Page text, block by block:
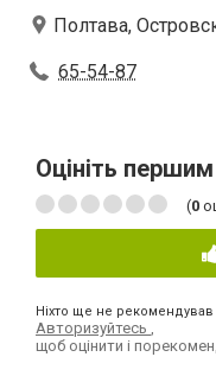
Полтава,
65-54-87
Оцініть першим
(0
Ніхто ще не рекомендував
Авторизуйтесь
щоб оцінити і